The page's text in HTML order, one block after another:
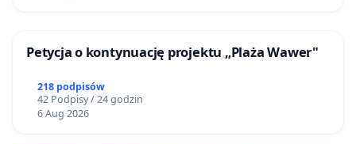
Petycja o kontynuację projektu „Plaża Wawer"
218 podpisów
42 Podpisy / 24 godzin
6 Aug 2026